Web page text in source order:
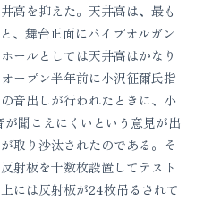
高を抑えた。天井高は、最も
、舞台正面にパイプオルガン
ールとしては天井高はかなり
ープン半年前に小沢征爾氏指
音出しが行われたときに、小
聞こえにくいという意見が出
取り沙汰されたのである。そ
射板を十数枚設置してテスト
には反射板が24枚吊るされて